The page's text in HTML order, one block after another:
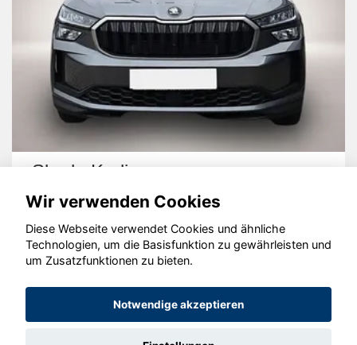
Skoda Kodiaq
© konjunkturmotor.de GmbH 2020 - 2026
Wir verwenden Cookies
Diese Webseite verwendet Cookies und ähnliche
Technologien, um die Basisfunktion zu gewährleisten und
um Zusatzfunktionen zu bieten.
Notwendige akzeptieren